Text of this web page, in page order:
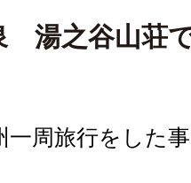
湯之谷山荘
一周旅行をした